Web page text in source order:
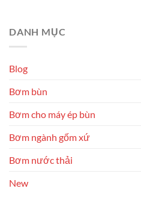
DANH MỤC
Blog
Bơm bùn
Bơm cho máy ép bùn
Bơm ngành gốm xứ
Bơm nước thải
New